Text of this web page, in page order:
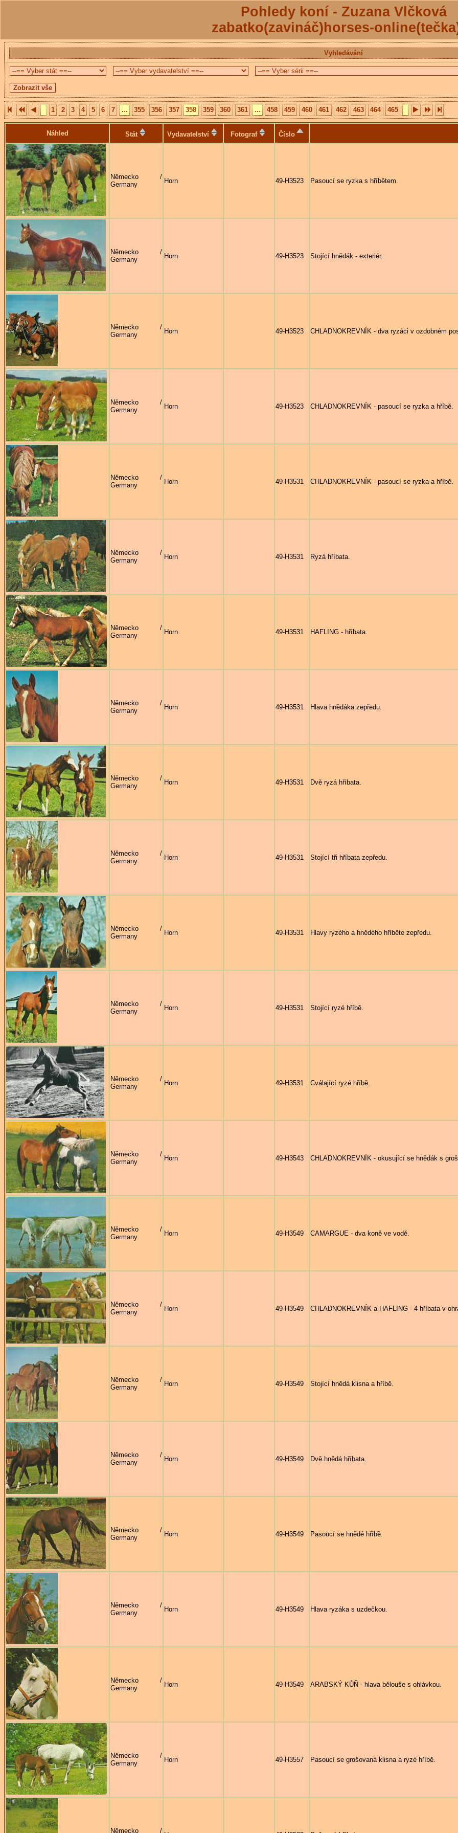
Pohledy koní - Zuzana Vlčková
zabatko(zavináč)horses-
Vyhledávání
1 2 3 4 5 6 7 ... 355 356 357 358 359 360 361 ... 458 459 460 461 462 463 464 465
Náhled Stát Vydavatelství Fotograf Číslo
Německo /
Germany
Horn 49-H3523 Pasoucí se ryzka s hříbětem.
Německo /
Germany
Horn 49-H3523 Stojící hnědák - exteriér.
Německo /
Germany
Horn 49-H3523 CHLADNOKREVNÍK - dva ryzáci v ozdobném
Německo /
Germany
Horn 49-H3523 CHLADNOKREVNÍK - pasoucí se ryzka a hříbě.
Německo /
Germany
Horn 49-H3531 CHLADNOKREVNÍK - pasoucí se ryzka a hříbě.
Německo /
Germany
Horn 49-H3531 Ryzá hříbata.
Německo /
Germany
Horn 49-H3531 HAFLING - hříbata.
Německo /
Germany
Horn 49-H3531 Hlava hnědáka zepředu.
Německo /
Germany
Horn 49-H3531 Dvě ryzá hříbata.
Německo /
Germany
Horn 49-H3531 Stojící tři hříbata zepředu.
Německo /
Germany
Horn 49-H3531 Hlavy ryzého a hnědého hříběte zepředu.
Německo /
Germany
Horn 49-H3531 Stojící ryzé hříbě.
Německo /
Germany
Horn 49-H3531 Cválající ryzé hříbě.
Německo /
Germany
Horn 49-H3543 CHLADNOKREVNÍK - okusující se hnědák s
Německo /
Germany
Horn 49-H3549 CAMARGUE - dva koně ve vodě.
Německo /
Germany
Horn 49-H3549 CHLADNOKREVNÍK a HAFLING - 4 hříbata v
Německo /
Germany
Horn 49-H3549 Stojící hnědá klisna a hříbě.
Německo /
Germany
Horn 49-H3549 Dvě hnědá hříbata.
Německo /
Germany
Horn 49-H3549 Pasoucí se hnědé hříbě.
Německo /
Germany
Horn 49-H3549 Hlava ryzáka s uzdečkou.
Německo /
Germany
Horn 49-H3549 ARABSKÝ KŮŇ - hlava bělouše s ohlávkou.
Německo /
Germany
Horn 49-H3557 Pasoucí se grošovaná klisna a ryzé hříbě.
Německo /